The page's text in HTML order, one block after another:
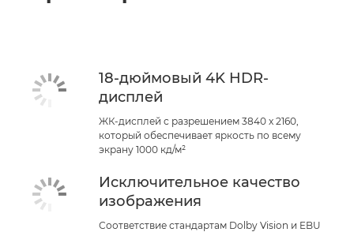
18-дюймовый 4K HDR-
дисплей
ЖК-дисплей с разрешением 3840 x 2160,
который обеспечивает яркость по всему
экрану 1000 кд/м²
Исключительное качество
изображения
Соответствие стандартам Dolby Vision и EBU